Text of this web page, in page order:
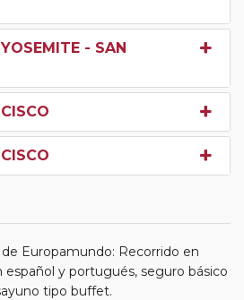
- SAN
Europamundo: Recorrido en
español y portugués, seguro básico
tipo buffet.